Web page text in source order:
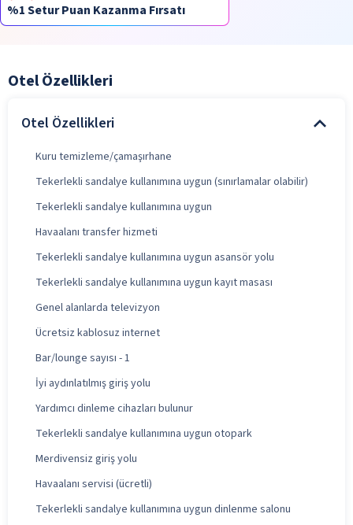
%1 Setur Puan Kazanma Fırsatı
Otel Özellikleri
Otel Özellikleri
Kuru temizleme/çamaşırhane
Tekerlekli sandalye kullanımına uygun (sınırlamalar olabilir)
Tekerlekli sandalye kullanımına uygun
Havaalanı transfer hizmeti
Tekerlekli sandalye kullanımına uygun asansör yolu
Tekerlekli sandalye kullanımına uygun kayıt masası
Genel alanlarda televizyon
Ücretsiz kablosuz internet
Bar/lounge sayısı - 1
İyi aydınlatılmış giriş yolu
Yardımcı dinleme cihazları bulunur
Tekerlekli sandalye kullanımına uygun otopark
Merdivensiz giriş yolu
Havaalanı servisi (ücretli)
Tekerlekli sandalye kullanımına uygun dinlenme salonu